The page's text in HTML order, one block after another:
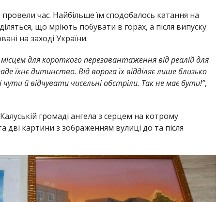
час. Найбільше їм сподобалось катання на
що мріють побувати в горах, а після випуску
на заході України.
для короткого перезавантаження від реалій для
їхнє дитинство. Від ворога їх відділяє лише близько
й відчувати чисельні обстріли. Так не має бути!”,
громаді ангела з серцем на котрому
дві картини з зображенням вулиці до та після